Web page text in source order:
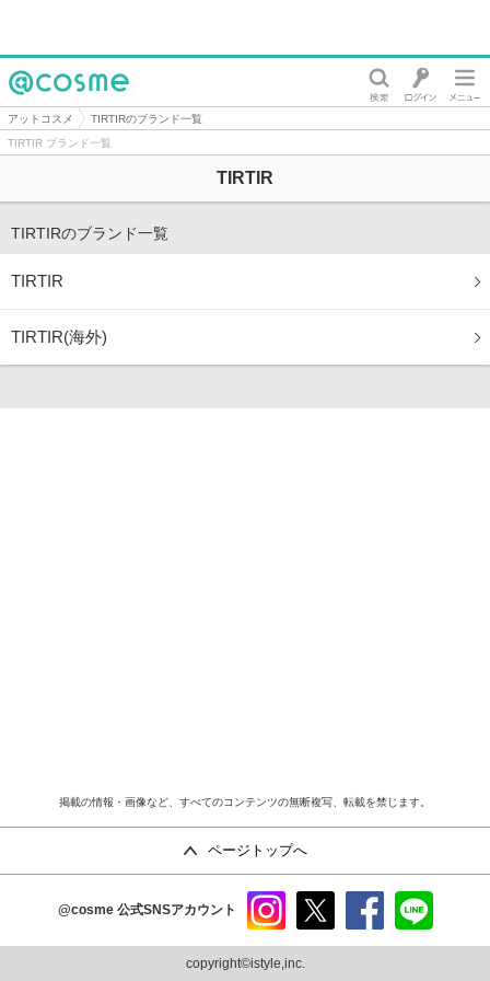
@cosme
アットコスメ
TIRTIRのブランド一覧
TIRTIR ブランド一覧
TIRTIR
TIRTIRのブランド一覧
TIRTIR
TIRTIR(海外)
掲載の情報・画像など、すべてのコンテンツの無断複写、転載を禁じます。
ページトップへ
@cosme 公式SNSアカウント
ram
copyright©istyle,inc.